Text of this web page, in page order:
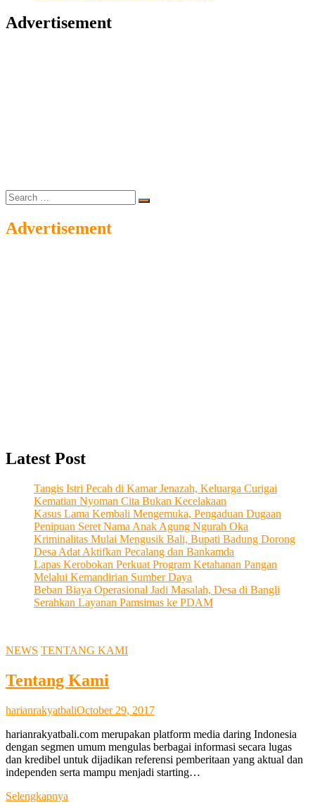
Advertisement
Search
…
Advertisement
Latest Post
Tangis Istri Pecah di Kamar Jenazah, Keluarga Curigai
Kematian Nyoman Cita Bukan Kecelakaan
Kasus Lama Kembali Mengemuka, Pengaduan Dugaan
Penipuan Seret Nama Anak Agung Ngurah Oka
Kriminalitas Mulai Mengusik Bali, Bupati Badung Dorong
Desa Adat Aktifkan Pecalang dan Bankamda
Lapas Kerobokan Perkuat Program Ketahanan Pangan
Melalui Kemandirian Sumber Daya
Beban Biaya Operasional Jadi Masalah, Desa di Bangli
Serahkan Layanan Pamsimas ke PDAM
NEWS TENTANG KAMI
Tentang Kami
harianrakyatbaliOctober 29, 2017
harianrakyatbali.com merupakan platform media daring Indonesia
dengan segmen umum mengulas berbagai informasi secara lugas
dan kredibel untuk dijadikan referensi pemberitaan yang aktual dan
independen serta mampu menjadi starting…
Selengkapnya